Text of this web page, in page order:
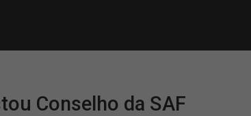
Conselho da SAF